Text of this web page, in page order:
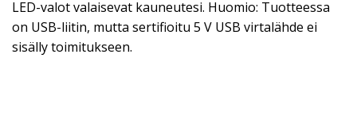
LED-valot valaisevat kauneutesi. Huomio: Tuotteessa
on USB-liitin, mutta sertifioitu 5 V USB virtalähde ei
sisälly toimitukseen.